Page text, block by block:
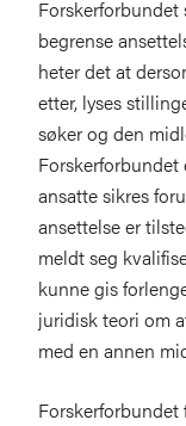
begrense
heter det at
etter, lyses
søker og den
ansatte sikres
ansettelse er
meldt seg
kunne gis
juridisk teori om
med en annen